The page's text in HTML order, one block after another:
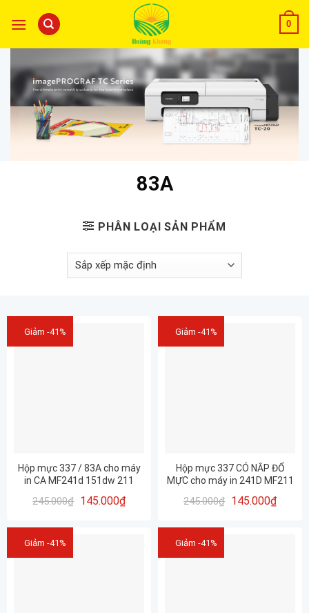
0
83A
PHÂN LOẠI SẢN PHẨM
Giảm -41%
Hộp mực 337 / 83A cho máy
in CA MF241d 151dw 211
223d 226dn 227dw 229dw
245.000₫ 145.000₫
Giảm -41%
Hộp mực 337 CÓ NẮP ĐỔ
MỰC cho máy in 241D MF211
223D 226DN 227DW 229DW …
245.000₫ 145.000₫
Giảm -41% Giảm -41%